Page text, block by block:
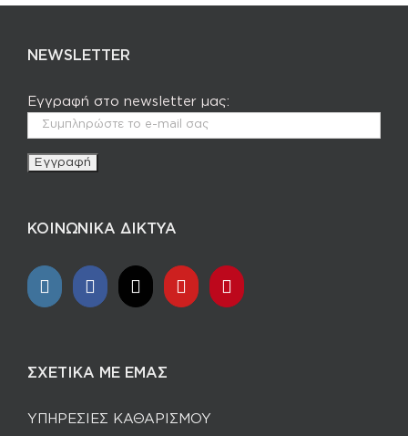
NEWSLETTER
Εγγραφή στο newsletter μας:
ΚΟΙΝΩΝΙΚΑ ΔΙΚΤΥΑ
ΣΧΕΤΙΚΑ ΜΕ ΕΜΑΣ
ΥΠΗΡΕΣΙΕΣ ΚΑΘΑΡΙΣΜΟΥ